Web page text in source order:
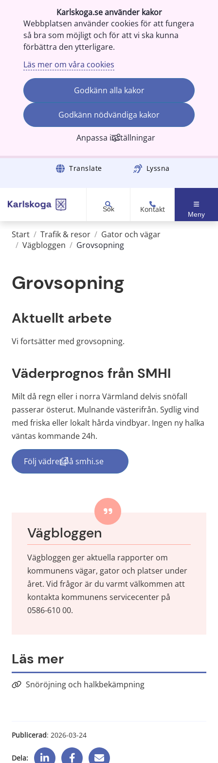
Karlskoga.se använder kakor
Webbplatsen använder cookies för att fungera
så bra som möjligt och för att vi ska kunna
förbättra den ytterligare.
Läs mer om våra cookies
Godkänn alla kakor
Godkänn nödvändiga kakor
Anpassa inställningar
Gå till innehåll Translate Lyssna
Sök Kontakt
Meny
Start / Trafik & resor / Gator och vägar
/ Vägbloggen / Grovsopning
Grovsopning
Aktuellt arbete
Vi fortsätter med grovsopning.
Väderprognos från SMHI
Milt då regn eller i norra Värmland delvis snöfall
passerar österut. Mulnande västerifrån. Sydlig vind
med friska eller lokalt hårda vindbyar. Ingen ny halka
väntas kommande 24h.
Följ vädret på smhi.se(länk till annan webbplats, öppnas i nytt
Vägbloggen
Vägbloggen ger aktuella rapporter om
kommunens vägar, gator och platser under
året. Vid frågor är du varmt välkommen att
kontakta kommunens servicecenter på
0586-610 00.
Läs mer
Snöröjning och halkbekämpning
Publicerad: 2026-03-24
Dela: